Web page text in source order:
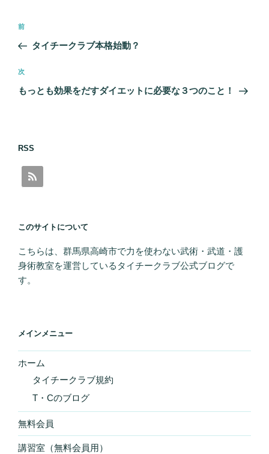
投
ナ
ビ
ゲ
ン
前
の
稿
前
タイチークラブ本格始動？
次
の
次
もっとも効果をだすダイエットに必要な３つのこと！
RSS
このサイトについて
こちらは、群馬県高崎市で力を使わない武術・武道・護
身術教室を運営しているタイチークラブ公式ブログで
す。
メインメニュー
ホーム
タイチークラブ規約
T・Cのブログ
無料会員
講習室（無料会員用）